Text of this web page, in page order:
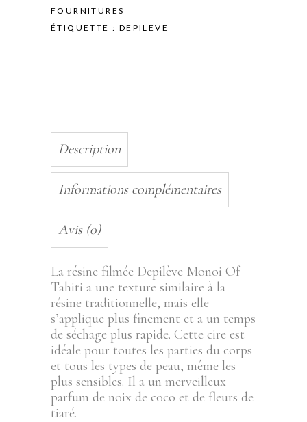
-
800GR
FOURNITURES
ÉTIQUETTE : DEPILEVE
Description
Informations complémentaires
Avis (0)
La résine filmée Depilève Monoi Of
Tahiti a une texture similaire à la
résine traditionnelle, mais elle
s’applique plus finement et a un temps
de séchage plus rapide. Cette cire est
idéale pour toutes les parties du corps
et tous les types de peau, même les
plus sensibles. Il a un merveilleux
parfum de noix de coco et de fleurs de
tiaré.